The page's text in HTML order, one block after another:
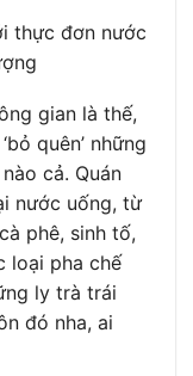
thực đơn nước
gian là thế,
quên’ những
cả. Quán
nước uống, từ
phê, sinh tố,
loại pha chế
ly trà trái
đó nha, ai